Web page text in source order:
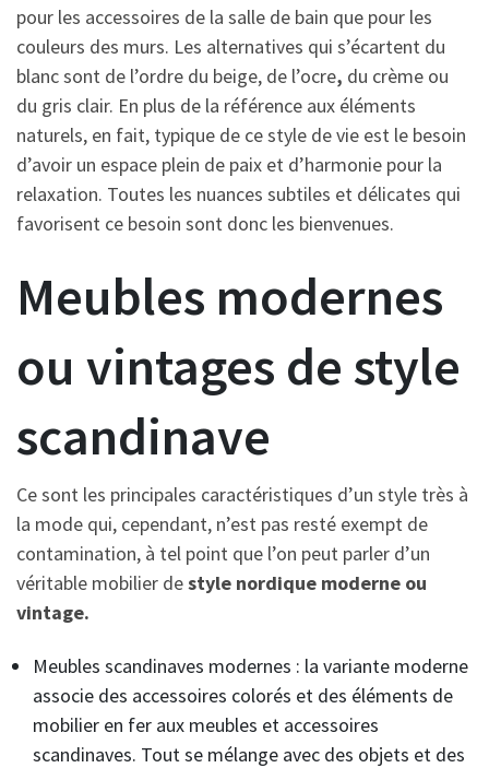
pour les accessoires de la salle de bain que pour les
couleurs des murs. Les alternatives qui s’écartent du
blanc sont de l’ordre du beige, de l’ocre, du crème ou
du gris clair. En plus de la référence aux éléments
naturels, en fait, typique de ce style de vie est le besoin
d’avoir un espace plein de paix et d’harmonie pour la
relaxation. Toutes les nuances subtiles et délicates qui
favorisent ce besoin sont donc les bienvenues.
Meubles modernes
ou vintages de style
scandinave
Ce sont les principales caractéristiques d’un style très à
la mode qui, cependant, n’est pas resté exempt de
contamination, à tel point que l’on peut parler d’un
véritable mobilier destyle nordique moderne ou
vintage.
Meubles scandinaves modernes : la variante moderne
associe des accessoires colorés et des éléments de
mobilier en fer aux meubles et accessoires
scandinaves. Tout se mélange avec des objets et des